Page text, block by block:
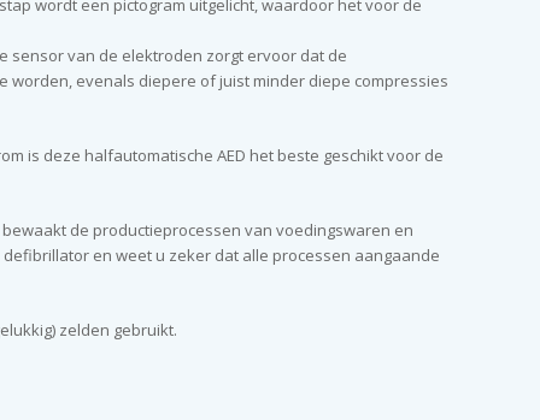
wordt een pictogram uitgelicht, waardoor het voor de
sensor van de elektroden zorgt ervoor dat de
worden, evenals diepere of juist minder diepe compressies
is deze halfautomatische AED het beste geschikt voor de
bewaakt de productieprocessen van voedingswaren en
en weet u zeker dat alle processen aangaande
zelden gebruikt.